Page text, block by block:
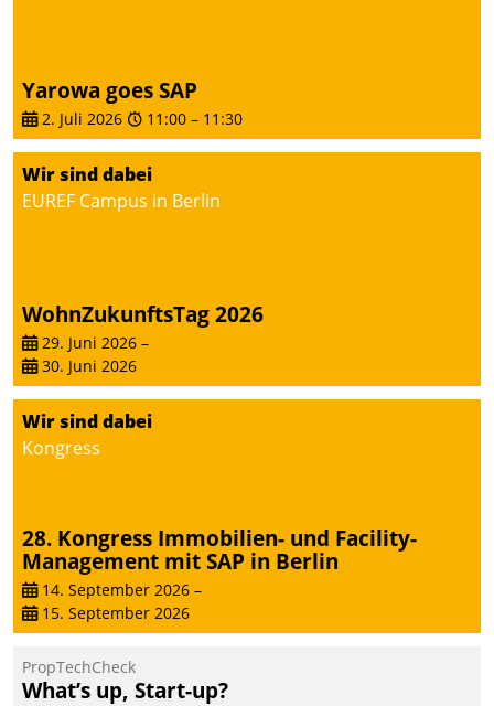
Yarowa goes SAP
2. Juli 2026 11:00 – 11:30
Wir sind dabei
EUREF Campus in Berlin
WohnZukunftsTag 2026
29. Juni 2026 –
30. Juni 2026
Wir sind dabei
Kongress
28. Kongress Immobilien- und Facility-
Management mit SAP in Berlin
14. September 2026 –
15. September 2026
PropTechCheck
What’s up, Start-up?